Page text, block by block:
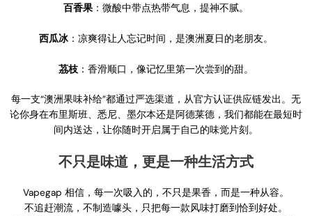
百香果 ：微酸中带点热带气息，提神不腻。
西瓜冰：凉爽得让人忘记时间，是澳洲夏日的老朋友。
茘枝 ：香滑顺口，像记忆里第一次尝到的甜。
每一支“澳洲果味补给”都通过严选渠道，从官方认证供应链发出。无
论你身在布里斯班、悉尼、墨尔本还是阿德莱德，我们都能在最短时
间内送达，让你随时开启属于自己的味觉片刻。
不只是味道，更是一种生活方式
Vapegap 相信，每一次吸入的，不只是果香，而是一种从容。
不追赶潮流，不制造噱头，只把每一款风味打磨到恰到好处。